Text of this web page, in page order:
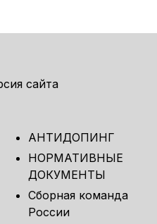
сайта
АНТИДОПИНГ
НОРМАТИВНЫЕ
ДОКУМЕНТЫ
Сборная команда
России